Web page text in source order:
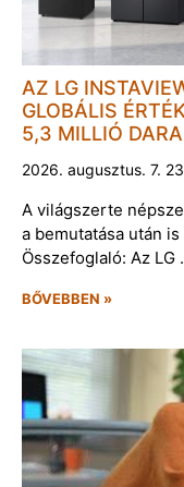
AZ LG
GLOBÁLIS
5,3 MILLIÓ
2026. augusztus. 7.
A világszerte
a bemutatása után
Összefoglaló: Az LG
BŐVEBBEN »